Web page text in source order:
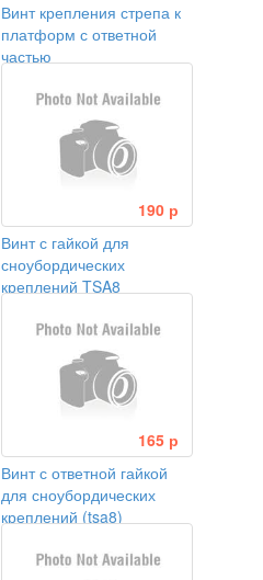
Винт крепления стрепа к
платформ с ответной
частью
190 р
Винт с гайкой для
сноубордических
креплений TSA8
165 р
Винт с ответной гайкой
для сноубордических
креплений (tsa8)